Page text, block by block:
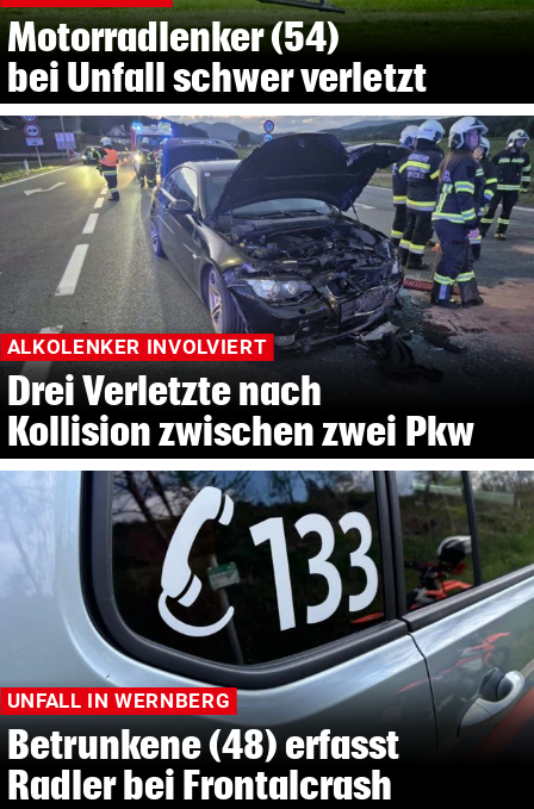
Motorradlenker (54)
bei Unfall schwer verletzt
ALKOLENKER INVOLVIERT
Drei Verletzte nach
Kollision zwischen zwei Pkw
UNFALL IN WERNBERG
Betrunkene (48) erfasst
Radler bei Frontalcrash